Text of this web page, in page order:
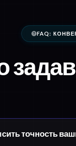
FAQ:
точность